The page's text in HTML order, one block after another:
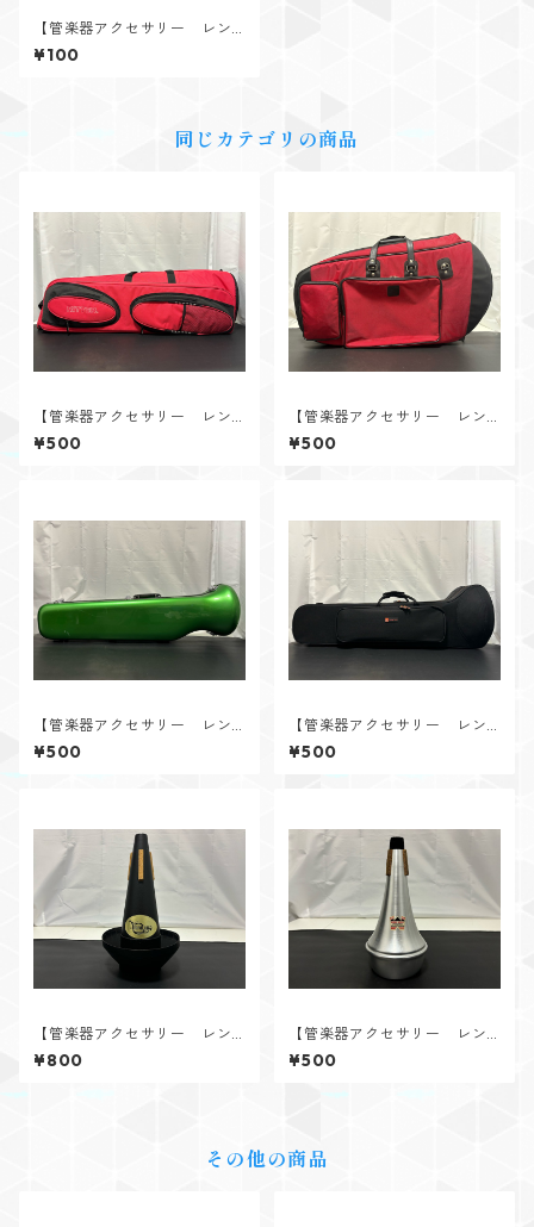
【管楽器アクセサリー レン
タル】譜面台（軽量スチール
製）
¥100
同じカテゴリの商品
【管楽器アクセサリー レン
タル】RITTER（リッター）
バストロンボーン用ソフトケ
¥500
【管楽器アクセサリー レン
タル】DAC（ダク） ユーフ
ォニアム用ソフトケース レッ
¥500
【管楽器アクセサリー レン
タル】C.C.シャイニーケー
ス テナー・テナーバストロ
¥500
【管楽器アクセサリー レン
タル】KTL（ケーティーエル）
テナー・テナーバストロン
ボーン用セミハードケース
¥500
【管楽器アクセサリー レン
タル】TrumCor（トランコ
ア） バストロンボーン用カ
¥800
【管楽器アクセサリー レン
タル】DENIS WICK（デニスウ
ィック） テナー・テナーバ
¥500
その他の商品